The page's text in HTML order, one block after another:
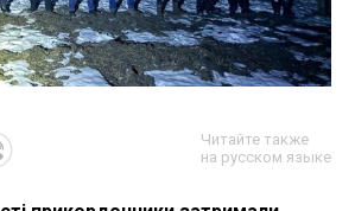
Читайте также
на русском языке